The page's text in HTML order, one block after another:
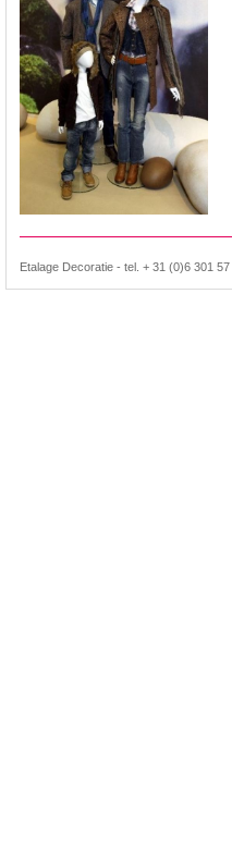
Etalage Decoratie - tel. + 31 (0)6 301